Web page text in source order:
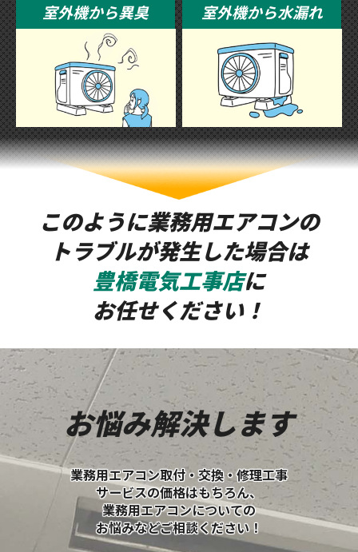
室外機から異臭 室外機から水漏れ
このように業務用エアコンの
トラブルが発生した場合は
豊橋電気工事店に
お任せください！
お悩み解決します
業務用エアコン取付・交換・修理工事
サービスの価格はもちろん、
業務用エアコンについての
お悩みなどご相談ください！